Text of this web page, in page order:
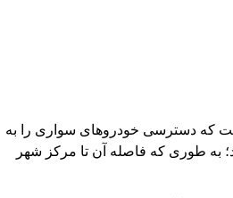
است که دسترسی خودروهای سواری را به
به طوری که فاصله آن تا مرکز شهر